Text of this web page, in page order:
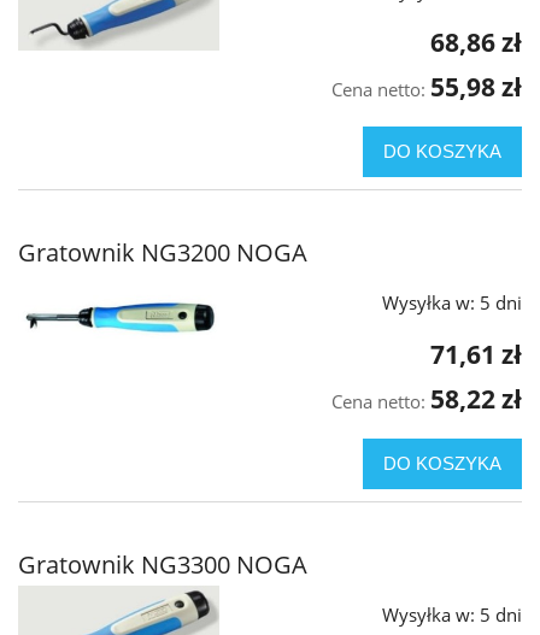
68,86 zł
Cena netto: 55,98 zł
DO KOSZYKA
Gratownik NG3200 NOGA
Wysyłka w: 5 dni
71,61 zł
Cena netto: 58,22 zł
DO KOSZYKA
Gratownik NG3300 NOGA
Wysyłka w: 5 dni